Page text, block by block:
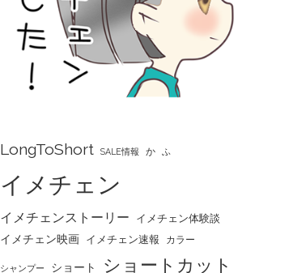
LongToShort SALE情報 か ふ
イメチェン
イメチェンストーリー イメチェン体験談
イメチェン映画 イメチェン速報 カラー
シャンプー ショート ショートカット